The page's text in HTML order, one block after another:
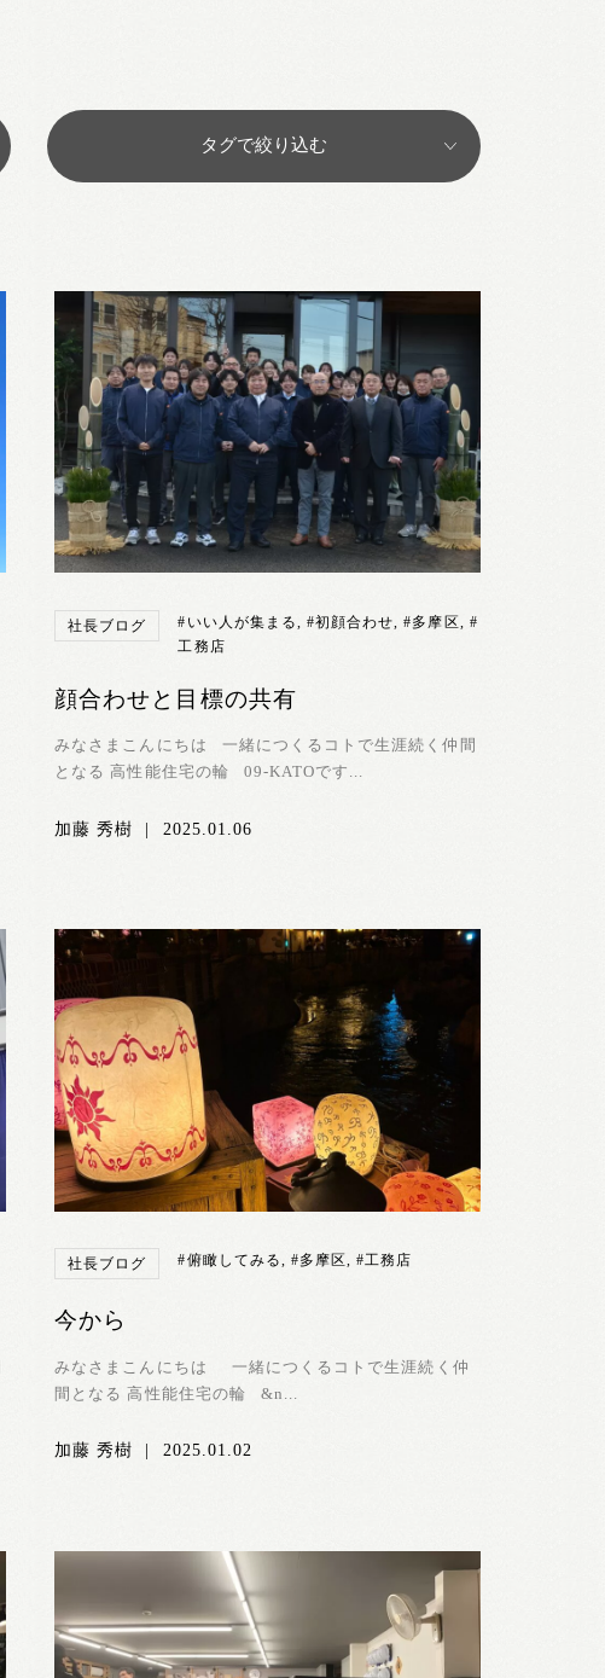
社長ブログ #いい人が集まる #初顔合わせ ,#多摩区
#
工務店
顔合わせと目標の共有
みなさまこんにちは 一緒につくるコトで生涯続く仲間
となる 高性能住宅の輪 09-KATOです...
加藤 秀樹 | 2025.01.06
社長ブログ #俯瞰してみる, #多摩区,#工務店
今から
みなさまこんにちは 一緒につくるコトで生涯続く仲
間となる 高性能住宅の輪 &n...
加藤 秀樹 | 2025.01.02